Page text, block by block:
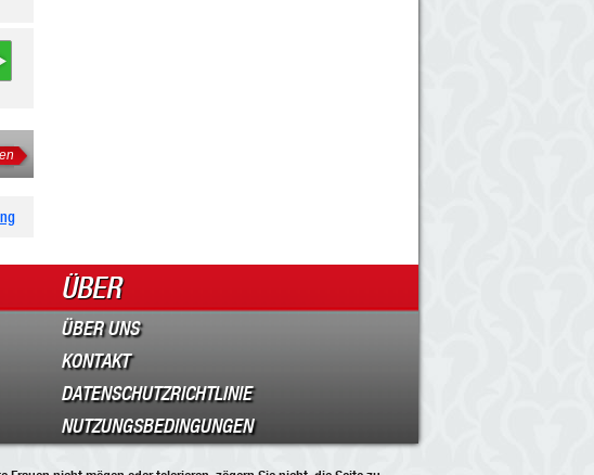
ÜBER
ÜBER UNS
KONTAKT
DATENSCHUTZRICHTLINIE
NUTZUNGSBEDINGUNGEN